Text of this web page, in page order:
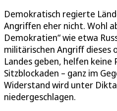
Demokratisch regierte
Angriffen eher nicht. Wohl
Demokratien“ wie etwa
militärischen Angriff dieses
Landes geben, helfen
Sitzblockaden – ganz im
Widerstand wird unter
niedergeschlagen.